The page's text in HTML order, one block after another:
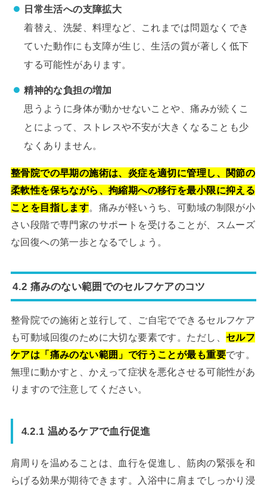
日常生活への支障拡大
着替え、洗髪、料理など、これまでは問題なくでき
ていた動作にも支障が生じ、生活の質が著しく低下
する可能性があります。
精神的な負担の増加
思うように身体が動かせないことや、痛みが続くこ
とによって、ストレスや不安が大きくなることも少
なくありません。
整骨院での早期の施術は、炎症を適切に管理し、関節の
柔軟性を保ちながら、拘縮期への移行を最小限に抑える
ことを目指します。痛みが軽いうち、可動域の制限が小
さい段階で専門家のサポートを受けることが、スムーズ
な回復への第一歩となるでしょう。
4.2 痛みのない範囲でのセルフケアのコツ
整骨院での施術と並行して、ご自宅でできるセルフケア
も可動域回復のために大切な要素です。ただし、 セルフ
ケアは「痛みのない範囲」で行うことが最も重要です。
無理に動かすと、かえって症状を悪化させる可能性があ
りますので注意してください。
4.2.1 温めるケアで血行促進
肩周りを温めることは、血行を促進し、筋肉の緊張を和
らげる効果が期待できます。入浴中に肩までしっかり浸